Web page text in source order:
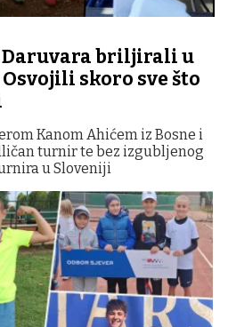
briljirali u
skoro sve što
Kanom Ahićem iz Bosne i
turnir te bez izgubljenog
u Sloveniji